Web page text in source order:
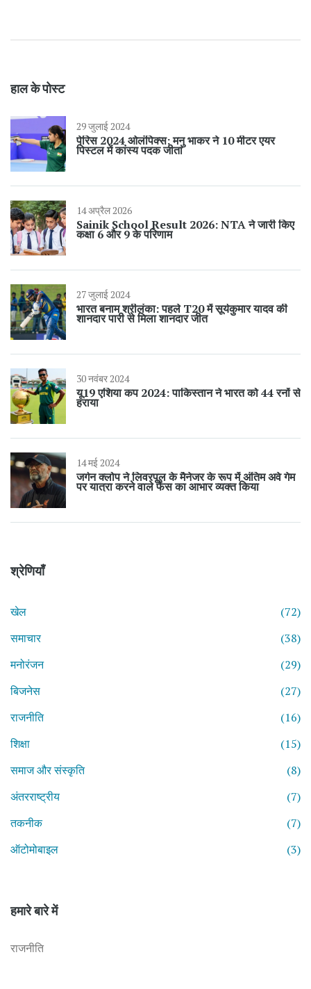
हाल के पोस्ट
29 जुलाई 2024
पेरिस 2024 ओलंपिक्स: मनु भाकर ने 10 मीटर एयर
पिस्टल में कांस्य पदक जीता
14 अप्रैल 2026
Sainik School Result 2026: NTA ने जारी किए
कक्षा 6 और 9 के परिणाम
27 जुलाई 2024
भारत बनाम श्रीलंका: पहले T20 में सूर्यकुमार यादव की
शानदार पारी से मिला शानदार जीत
30 नवंबर 2024
यू19 एशिया कप 2024: पाकिस्तान ने भारत को 44 रनों से
हराया
14 मई 2024
जर्गन क्लोप ने लिवरपूल के मैनेजर के रूप में अंतिम अवे गेम
पर यात्रा करने वाले फैंस का आभार व्यक्त किया
श्रेणियाँ
खेल
(72)
समाचार
(38)
मनोरंजन
(29)
बिजनेस
(27)
राजनीति
(16)
शिक्षा
(15)
समाज और संस्कृति
(8)
अंतरराष्ट्रीय
(7)
तकनीक
(7)
ऑटोमोबाइल
(3)
हमारे बारे में
राजनीति